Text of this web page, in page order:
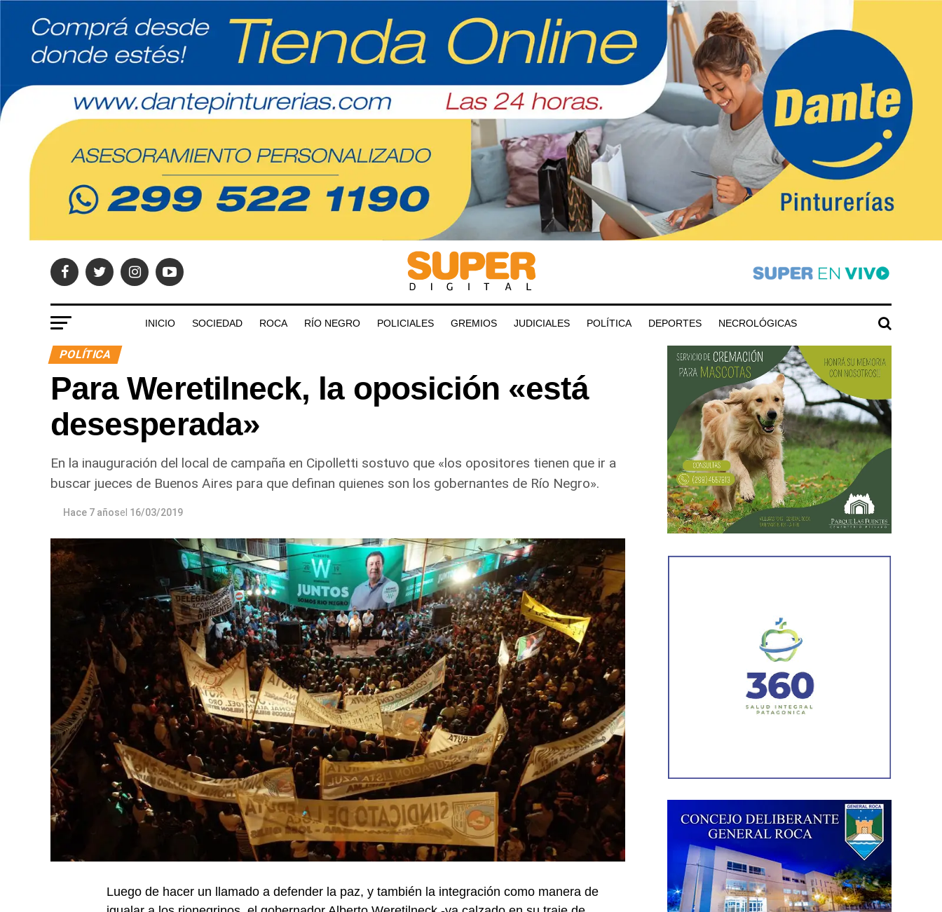
INICIO SOCIEDAD ROCA RÍO NEGRO POLICIALES GREMIOS JUDICIALES POLÍTICA DEPORTES NECROLÓGICAS
POLÍTICA
Para Weretilneck, la oposición «está
desesperada»
En la inauguración del local de campaña en Cipolletti sostuvo que «los opositores tienen que ir a
buscar jueces de Buenos Aires para que definan quienes son los gobernantes de Río Negro».
Hace 7 añosel 16/03/2019
Luego de hacer un llamado a defender la paz, y también la integración como manera de